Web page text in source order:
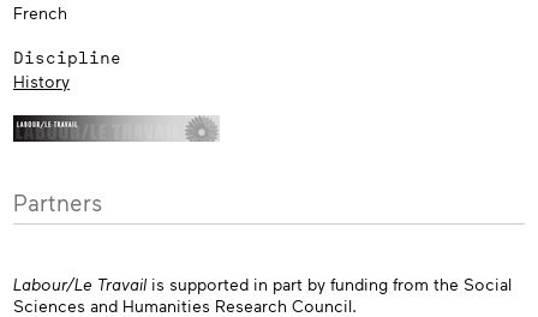
French
Discipline
History
Partners
Labour/Le Travail is supported in part by funding from the Social
Sciences and Humanities Research Council.